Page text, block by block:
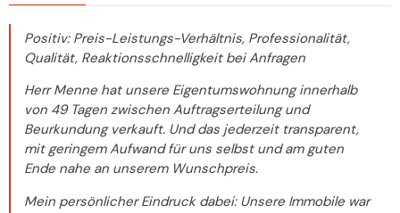
Positiv: Preis-Leistungs-Verhältnis, Professionalität,
Qualität, Reaktionsschnelligkeit bei Anfragen
Herr Menne hat unsere Eigentumswohnung innerhalb
von 49 Tagen zwischen Auftragserteilung und
Beurkundung verkauft. Und das jederzeit transparent,
mit geringem Aufwand für uns selbst und am guten
Ende nahe an unserem Wunschpreis.
Mein persönlicher Eindruck dabei: Unsere Immobile war